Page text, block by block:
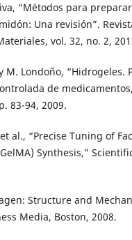
“Métodos para
Una revisión”.
vol. 32, no. 2,
M. Londoño, “Hidrogeles.
de
83-94, 2009.
al., “Precise Tuning of
Synthesis,”
Structure and
Media, Boston, 2008.